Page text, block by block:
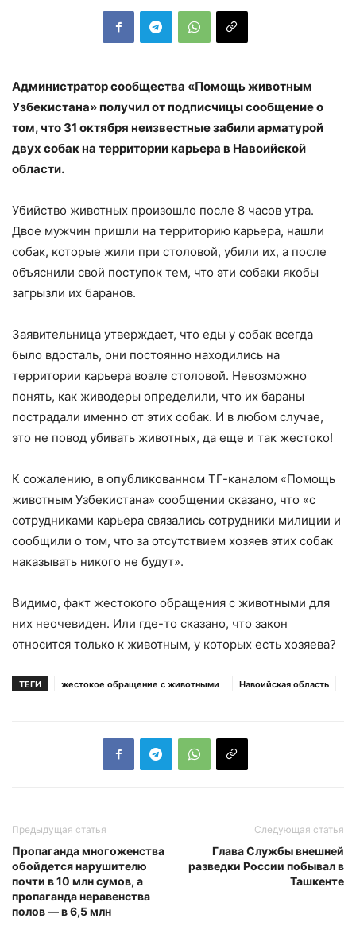
Администратор сообщества «Помощь животным
Узбекистана» получил от подписчицы сообщение о
том, что 31 октября неизвестные забили арматурой
двух собак на территории карьера в Навоийской
области.
Убийство животных произошло после 8 часов утра.
Двое мужчин пришли на территорию карьера, нашли
собак, которые жили при столовой, убили их, а после
объяснили свой поступок тем, что эти собаки якобы
загрызли их баранов.
Заявительница утверждает, что еды у собак всегда
было вдосталь, они постоянно находились на
территории карьера возле столовой. Невозможно
понять, как живодеры определили, что их бараны
пострадали именно от этих собак. И в любом случае,
это не повод убивать животных, да еще и так жестоко!
К сожалению, в опубликованном ТГ-каналом «Помощь
животным Узбекистана» сообщении сказано, что «с
сотрудниками карьера связались сотрудники милиции и
сообщили о том, что за отсутствием хозяев этих собак
наказывать никого не будут».
Видимо, факт жестокого обращения с животными для
них неочевиден. Или где-то сказано, что закон
относится только к животным, у которых есть хозяева?
ТЕГИ жестокое обращение с животными Навоийская область
Предыдущая статья
Пропаганда многоженства
обойдется нарушителю
почти в 10 млн сумов, а
пропаганда неравенства
полов — в 6,5 млн
Следующая статья
Глава Службы внешней
разведки России побывал в
Ташкенте